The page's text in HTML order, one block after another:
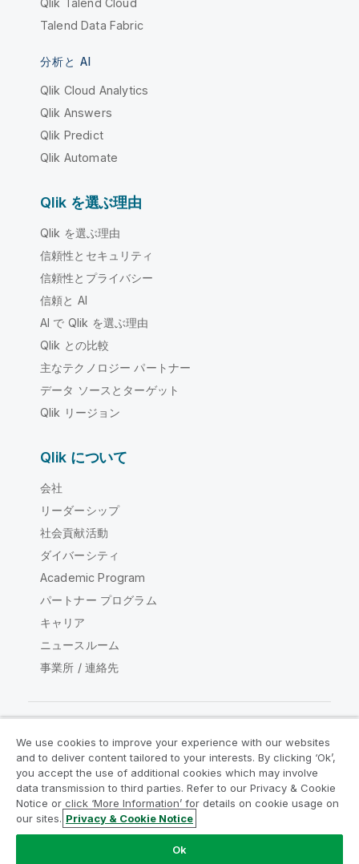
Qlik Talend Cloud
Talend Data Fabric
分析と AI
Qlik Cloud Analytics
Qlik Answers
Qlik Predict
Qlik Automate
Qlik を選ぶ理由
Qlik を選ぶ理由
信頼性とセキュリティ
信頼性とプライバシー
信頼と AI
AI で Qlik を選ぶ理由
Qlik との比較
主なテクノロジー パートナー
データ ソースとターゲット
Qlik リージョン
Qlik について
会社
リーダーシップ
社会貢献活動
ダイバーシティ
Academic Program
パートナー プログラム
キャリア
ニュースルーム
事業所 / 連絡先
Qlik コミュニティ
法的契約 製品規約
Legal Policies
リーガルポリシー
利用規約
Do Not Share My Info
Copyright © 1993-2026 QlikTech International AB.無断複写・
We use cookies to improve your experience with our websites
and to deliver content tailored to your interests. By clicking ‘Ok’,
you accept the use of additional cookies which may involve
data transmission to third parties. Refer to our Privacy & Cookie
Notice or click ‘More Information’ for details on cookie usage on
our sites. Privacy & Cookie Notice
Ok